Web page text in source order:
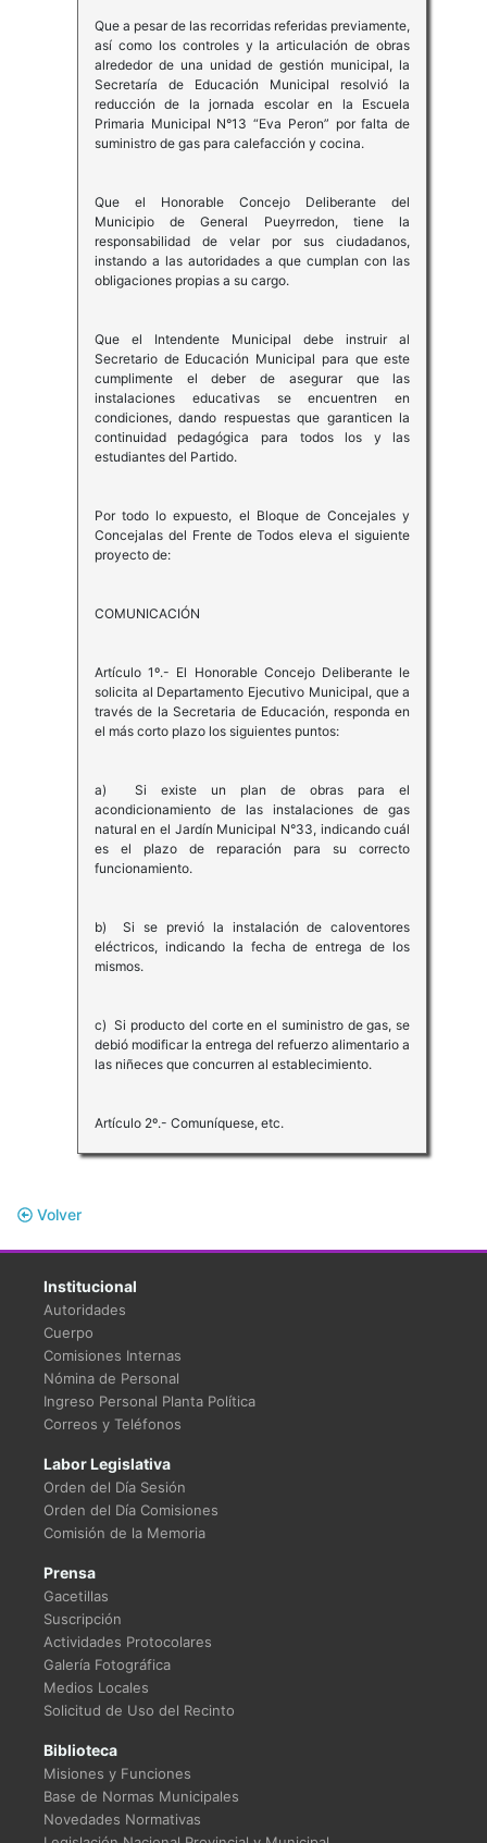
Que a pesar de las recorridas referidas previamente,
así como los controles y la articulación de obras
alrededor de una unidad de gestión municipal, la
Secretaría de Educación Municipal resolvió la
reducción de la jornada escolar en la Escuela
Primaria Municipal N°13 “Eva Peron” por falta de
suministro de gas para calefacción y cocina.
Que el Honorable Concejo Deliberante del
Municipio de General Pueyrredon, tiene la
responsabilidad de velar por sus ciudadanos,
instando a las autoridades a que cumplan con las
obligaciones propias a su cargo.
Que el Intendente Municipal debe instruir al
Secretario de Educación Municipal para que este
cumplimente el deber de asegurar que las
instalaciones educativas se encuentren en
condiciones, dando respuestas que garanticen la
continuidad pedagógica para todos los y las
estudiantes del Partido.
Por todo lo expuesto, el Bloque de Concejales y
Concejalas del Frente de Todos eleva el siguiente
proyecto de:
COMUNICACIÓN
Artículo 1º.- El Honorable Concejo Deliberante le
solicita al Departamento Ejecutivo Municipal, que a
través de la Secretaria de Educación, responda en
el más corto plazo los siguientes puntos:
a) Si existe un plan de obras para el
acondicionamiento de las instalaciones de gas
natural en el Jardín Municipal N°33, indicando cuál
es el plazo de reparación para su correcto
funcionamiento.
b) Si se previó la instalación de caloventores
eléctricos, indicando la fecha de entrega de los
mismos.
c) Si producto del corte en el suministro de gas, se
debió modificar la entrega del refuerzo alimentario a
las niñeces que concurren al establecimiento.
Artículo 2º.- Comuníquese, etc.
Volver
Institucional
Autoridades
Cuerpo
Comisiones Internas
Nómina de Personal
Ingreso Personal Planta Política
Correos y Teléfonos
Labor Legislativa
Orden del Día Sesión
Orden del Día Comisiones
Comisión de la Memoria
Prensa
Gacetillas
Suscripción
Actividades Protocolares
Galería Fotográfica
Medios Locales
Solicitud de Uso del Recinto
Biblioteca
Misiones y Funciones
Base de Normas Municipales
Novedades Normativas